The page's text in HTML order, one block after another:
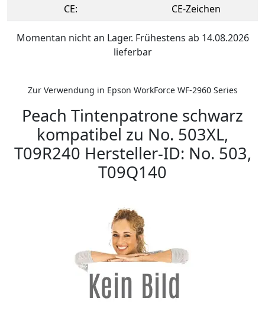
CE:
CE-Zeichen
Momentan nicht an Lager. Frühestens ab 14.08.2026
lieferbar
Zur Verwendung in Epson WorkForce WF-2960 Series
Peach Tintenpatrone schwarz
kompatibel zu No. 503XL,
T09R240 Hersteller-ID: No. 503,
T09Q140